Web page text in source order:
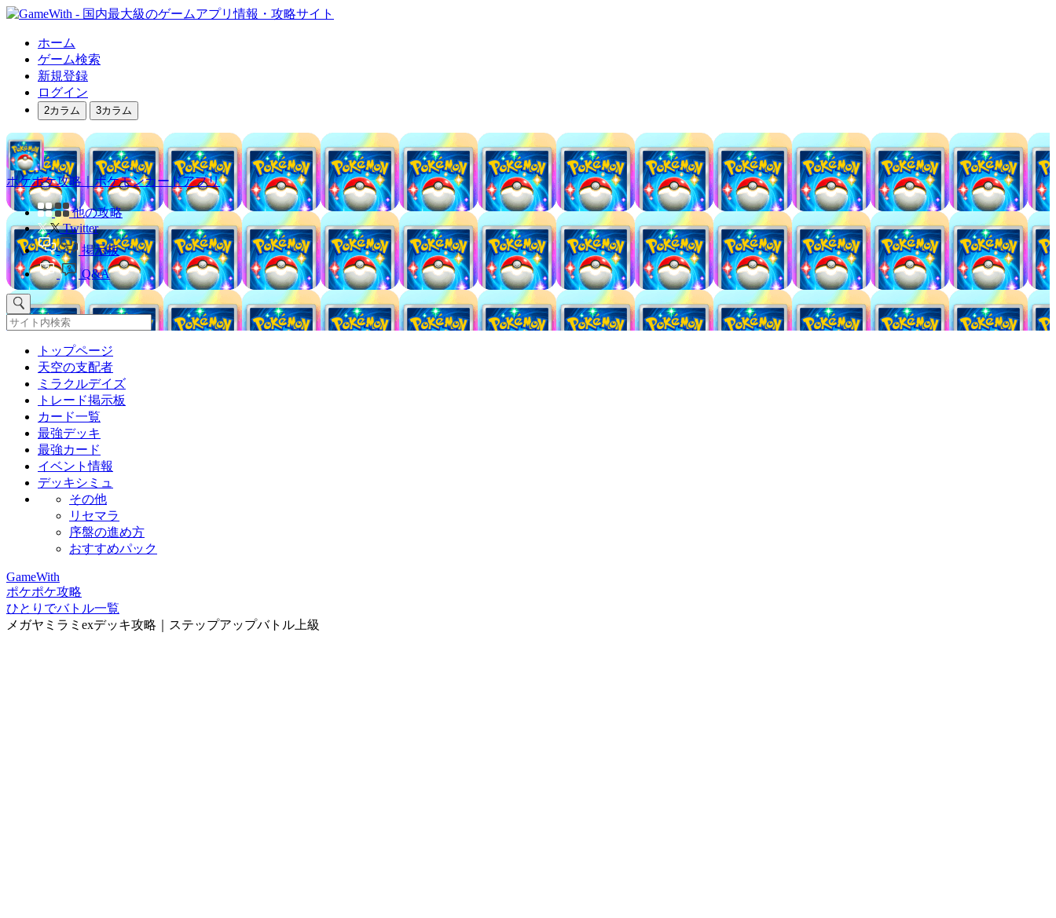
ホーム
ゲーム検索
新規登録
ログイン
2カラム 3カラム
ポケポケ攻略｜ポケモンカードアプリ
他の攻略
Twitter
掲示板
Q&A
トップページ
天空の支配者
ミラクルデイズ
トレード掲示板
カード一覧
最強デッキ
最強カード
イベント情報
デッキシミュ
その他
リセマラ
序盤の進め方
おすすめパック
GameWith
ポケポケ攻略
ひとりでバトル一覧
メガヤミラミexデッキ攻略｜ステップアップバトル上級